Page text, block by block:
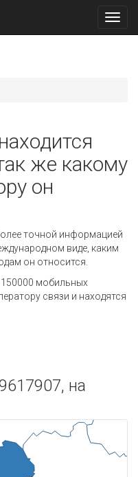
же какому
он
точной информацией
виде, каким
он относится.
мобильных
связи и находятся
на